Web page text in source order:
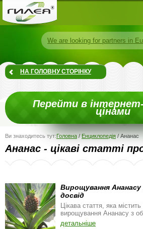
We are looking for partners in
НА ГОЛОВНУ СТОРІНКУ
Перейти в
цінами
Ви знаходитесь тут:Головна / Енциклопедія / Ананас
Ананас - цікаві статті
Вирощування Ананасу
досвід
Цікава стаття, яка
вирощування Ананасу з
детальніше